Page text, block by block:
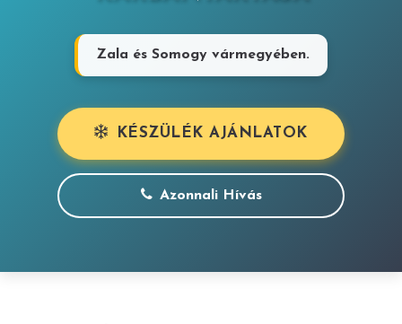
Zala és Somogy vármegyében.
KÉSZÜLÉK AJÁNLATOK
Azonnali Hívás